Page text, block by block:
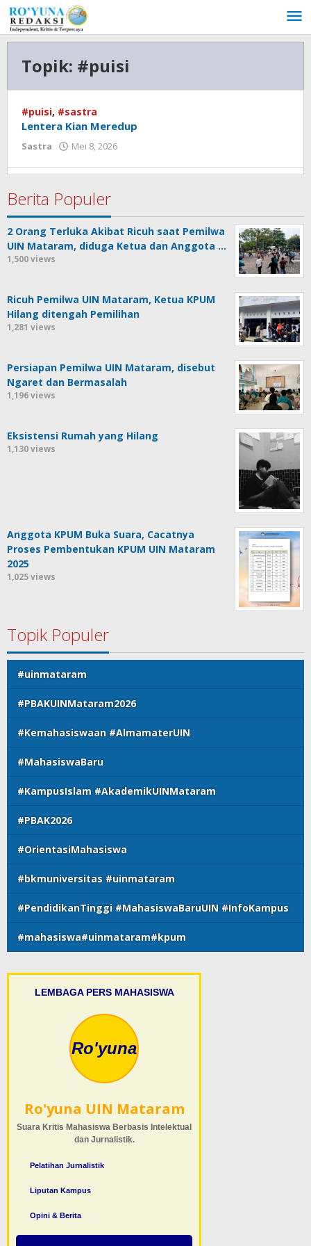
Lewati
ke
konten
Topik: #puisi
#puisi, #sastra
Lentera Kian Meredup
Sastra Mei 8, 2026
Berita Populer
2 Orang Terluka Akibat Ricuh saat Pemilwa
UIN Mataram, diduga Ketua dan Anggota …
1,500 views
Ricuh Pemilwa UIN Mataram, Ketua KPUM
Hilang ditengah Pemilihan
1,281 views
Persiapan Pemilwa UIN Mataram, disebut
Ngaret dan Bermasalah
1,196 views
Eksistensi Rumah yang Hilang
1,130 views
Anggota KPUM Buka Suara, Cacatnya
Proses Pembentukan KPUM UIN Mataram
2025
1,025 views
Topik Populer
#uinmataram
#PBAKUINMataram2026
#Kemahasiswaan #AlmamaterUIN
#MahasiswaBaru
#KampusIslam #AkademikUINMataram
#PBAK2026
#OrientasiMahasiswa
#bkmuniversitas #uinmataram
#PendidikanTinggi #MahasiswaBaruUIN #InfoKampus
#mahasiswa#uinmataram#kpum
LEMBAGA PERS MAHASISWA
Ro'yuna
Ro'yuna UIN Mataram
Suara Kritis Mahasiswa Berbasis Intelektual
dan Jurnalistik.
Pelatihan Jurnalistik
Liputan Kampus
Opini & Berita